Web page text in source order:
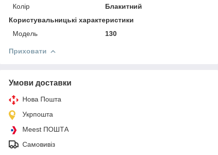
Колір
Блакитний
Користувальницькі характеристики
Мoдель
130
Приховати
Умови доставки
Нова Пошта
Укрпошта
Meest ПОШТА
Самовивіз